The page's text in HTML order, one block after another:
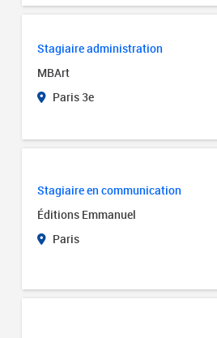
Stagiaire administration
MBArt
Paris 3e
Stagiaire en communication
Éditions Emmanuel
Paris